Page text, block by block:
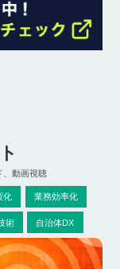
、動画視聴
化 業務効率化
術 自治体DX